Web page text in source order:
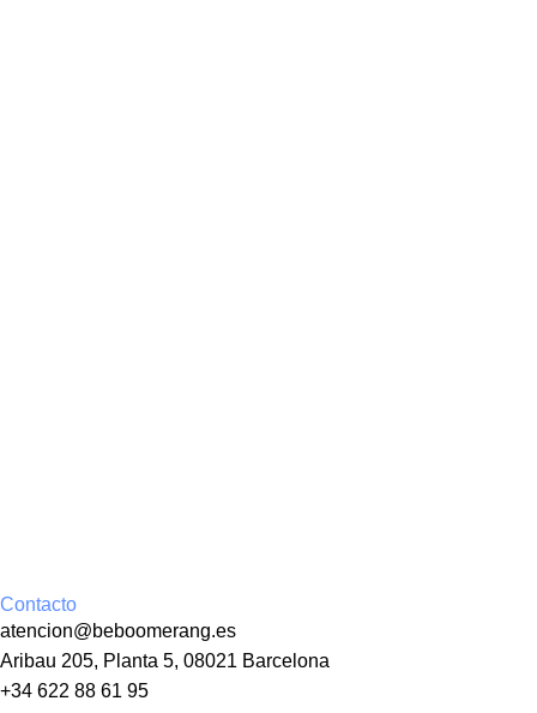
Contacto
atencion@beboomerang.es
Aribau 205, Planta 5, 08021 Barcelona
+34 622 88 61 95